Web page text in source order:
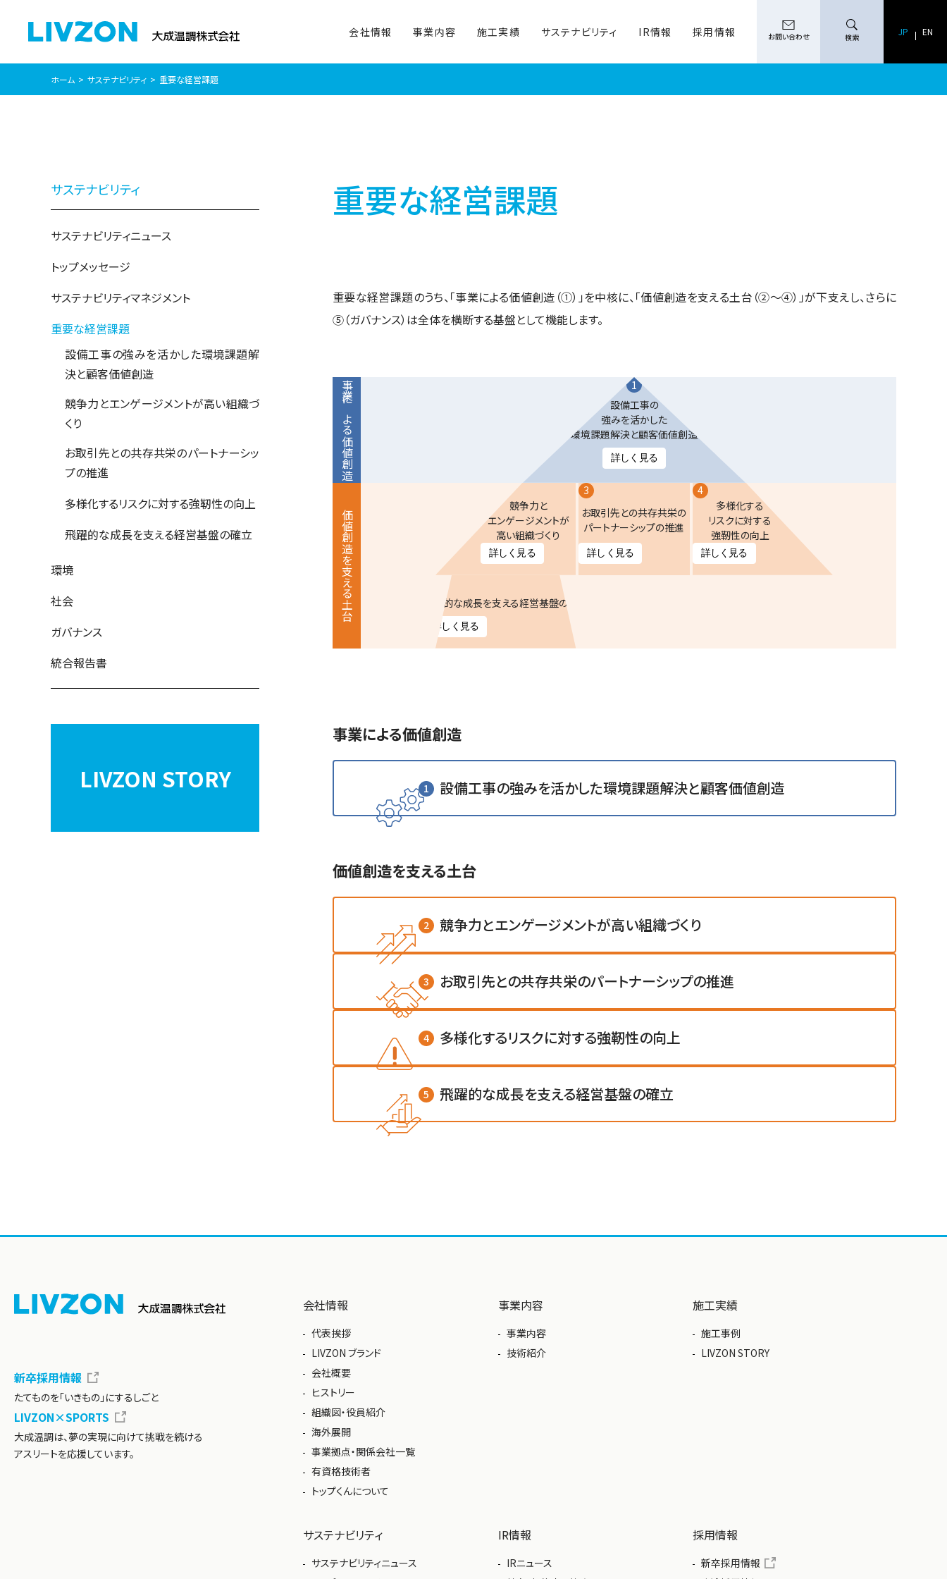
会社情報 事業内容 施工実績 サステナビリティ IR情報 採用情報 お問い合わせ 検索 JP EN
ホーム サステナビリティ 重要な経営課題
重要な経営課題
重要な経営課題のうち、「事業による価値創造（①）」を中核に、「価値創造を支える土台（②～④）」が下支えし、さらに
⑤（ガバナンス）は全体を横断する基盤として機能します。
事業による
価値創造
1
設備工事の
強みを活かした
環境課題解決と顧客価値創造
詳しく見る
価値創造を
支える土台
競争力と
エンゲージメントが
高い組織づくり
詳しく見る
3
お取引先との共存共栄の
パートナーシップの推進
詳しく見る
4
多様化する
リスクに対する
強靭性の向上
詳しく見る
飛躍的な成長を支える経営基盤の確立
詳しく見る
事業による価値創造
1 設備工事の強みを活かした環境課題解決と顧客価値創造
価値創造を支える土台
2 競争力とエンゲージメントが高い組織づくり
3 お取引先との共存共栄のパートナーシップの推進
4 多様化するリスクに対する強靭性の向上
5 飛躍的な成長を支える経営基盤の確立
サステナビリティ
サステナビリティニュース
トップメッセージ
サステナビリティマネジメント
重要な経営課題
設備工事の強みを活かした環境課題解
決と顧客価値創造
競争力とエンゲージメントが高い組織づ
くり
お取引先との共存共栄のパートナーシッ
プの推進
多様化するリスクに対する強靭性の向上
飛躍的な成長を支える経営基盤の確立
環境
社会
ガバナンス
統合報告書
LIVZON STORY
新卒採用情報
たてものを「いきもの」にするしごと
LIVZON×SPORTS
大成温調は、夢の実現に向けて挑戦を続ける
アスリートを応援しています。
会社情報
代表挨拶
LIVZON ブランド
会社概要
ヒストリー
組織図・役員紹介
海外展開
事業拠点・関係会社一覧
有資格技術者
トップくんについて
事業内容
事業内容
技術紹介
施工実績
施工事例
LIVZON STORY
サステナビリティ
サステナビリティニュース
IR情報
IRニュース
採用情報
新卒採用情報